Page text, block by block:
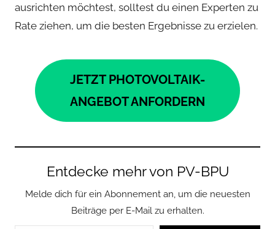
ausrichten möchtest, solltest du einen Experten zu
Rate ziehen, um die besten Ergebnisse zu erzielen.
JETZT PHOTOVOLTAIK-
ANGEBOT ANFORDERN
Entdecke mehr von PV-BPU
Melde dich für ein Abonnement an, um die neuesten
Beiträge per E-Mail zu erhalten.